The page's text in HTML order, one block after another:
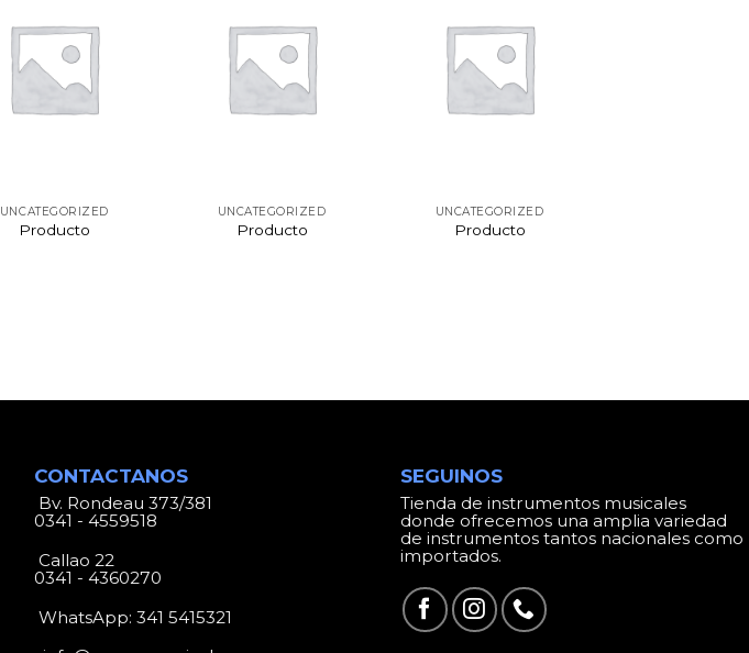
UNCATEGORIZED
Producto
UNCATEGORIZED
Producto
UNCATEGORIZED
Producto
CONTACTANOS
Bv. Rondeau 373/381
0341 - 4559518
Callao 22
0341 - 4360270
WhatsApp:341 5415321
SEGUINOS
Tienda de instrumentos musicales
donde ofrecemos una amplia variedad
de instrumentos tantos nacionales como
importados.